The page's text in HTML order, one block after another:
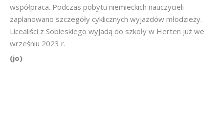
współpraca. Podczas pobytu niemieckich nauczycieli
zaplanowano szczegóły cyklicznych wyjazdów młodzieży.
Licealiści z Sobieskiego wyjadą do szkoły w Herten już we
wrześniu 2023 r.
(jo)